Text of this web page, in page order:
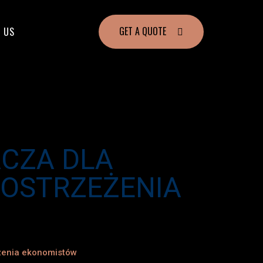
US GET A QUOTE
DLA
ekonomistów